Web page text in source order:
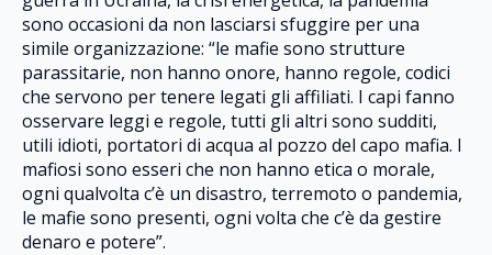
sono occasioni da non lasciarsi sfuggire per una
simile organizzazione: “le mafie sono strutture
parassitarie, non hanno onore, hanno regole, codici
che servono per tenere legati gli affiliati. I capi fanno
osservare leggi e regole, tutti gli altri sono sudditi,
utili idioti, portatori di acqua al pozzo del capo mafia. I
mafiosi sono esseri che non hanno etica o morale,
ogni qualvolta c’è un disastro, terremoto o pandemia,
le mafie sono presenti, ogni volta che c’è da gestire
denaro e potere”.